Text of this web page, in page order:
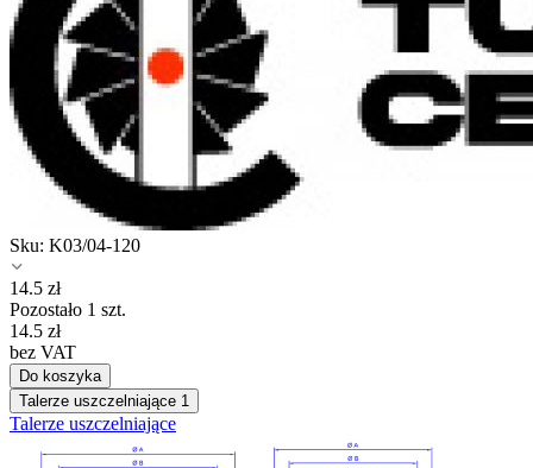
Sku: K03/04-120
14.5 zł
Pozostało 1 szt.
14.5 zł
bez VAT
Do koszyka
Talerze uszczelniające 1
Talerze uszczelniające